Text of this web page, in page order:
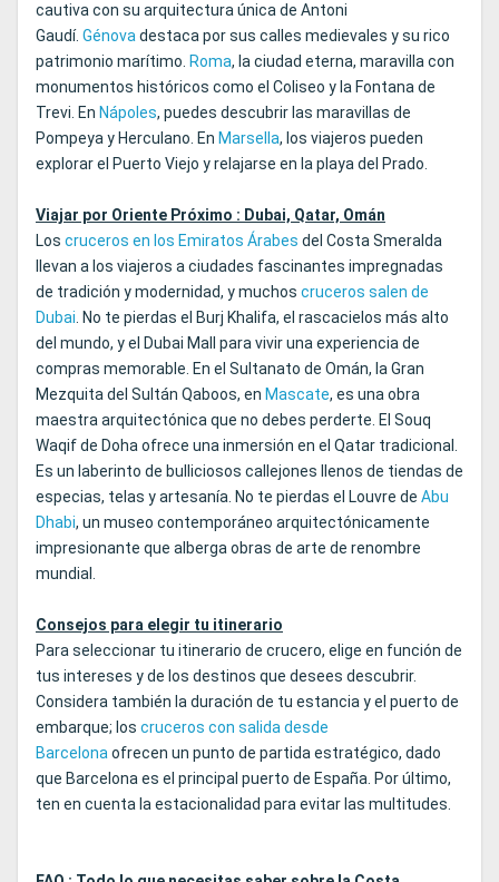
cautiva con su arquitectura única de Antoni
Gaudí. Génovadestaca por sus calles medievales y su rico
patrimonio marítimo. Roma, la ciudad eterna, maravilla con
monumentos históricos como el Coliseo y la Fontana de
Trevi. En Nápoles, puedes descubrir las maravillas de
Pompeya y Herculano. En Marsella, los viajeros pueden
explorar el Puerto Viejo y relajarse en la playa del Prado.
Viajar por Oriente Próximo : Dubai, Qatar, Omán
Los cruceros en los Emiratos Árabes del Costa Smeralda
llevan a los viajeros a ciudades fascinantes impregnadas
de tradición y modernidad, y muchos cruceros salen de
Dubai. No te pierdas el Burj Khalifa, el rascacielos más alto
del mundo, y el Dubai Mall para vivir una experiencia de
compras memorable. En el Sultanato de Omán, la Gran
Mezquita del Sultán Qaboos, en Mascate, es una obra
maestra arquitectónica que no debes perderte. El Souq
Waqif de Doha ofrece una inmersión en el Qatar tradicional.
Es un laberinto de bulliciosos callejones llenos de tiendas de
especias, telas y artesanía. No te pierdas el Louvre de Abu
Dhabi, un museo contemporáneo arquitectónicamente
impresionante que alberga obras de arte de renombre
mundial.
Consejos para elegir tu itinerario
Para seleccionar tu itinerario de crucero, elige en función de
tus intereses y de los destinos que desees descubrir.
Considera también la duración de tu estancia y el puerto de
embarque; los cruceros con salida desde
Barcelonaofrecen un punto de partida estratégico, dado
que Barcelona es el principal puerto de España. Por último,
ten en cuenta la estacionalidad para evitar las multitudes.